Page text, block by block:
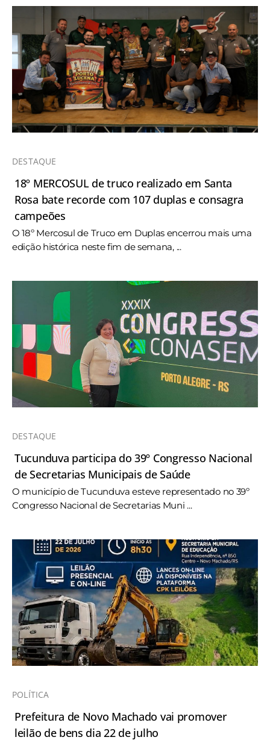
DESTAQUE
18º MERCOSUL de truco realizado em Santa
Rosa bate recorde com 107 duplas e consagra
campeões
O 18º Mercosul de Truco em Duplas encerrou mais uma
edição histórica neste fim de semana, ...
DESTAQUE
Tucunduva participa do 39º Congresso Nacional
de Secretarias Municipais de Saúde
O município de Tucunduva esteve representado no 39º
Congresso Nacional de Secretarias Muni ...
POLÍTICA
Prefeitura de Novo Machado vai promover
leilão de bens dia 22 de julho